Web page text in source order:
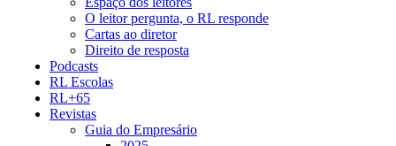
O leitor pergunta, o RL responde
Cartas ao diretor
Direito de resposta
Podcasts
RL Escolas
RL+65
Revistas
Guia do Empresário